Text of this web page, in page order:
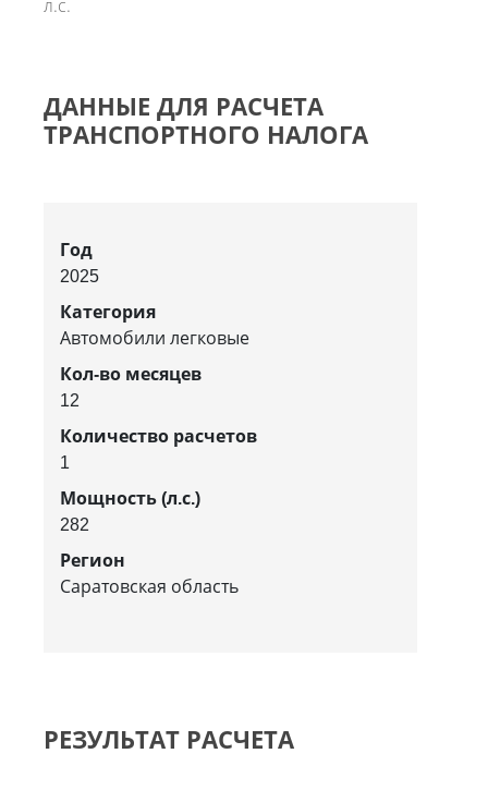
л.с.
ДАННЫЕ ДЛЯ РАСЧЕТА
ТРАНСПОРТНОГО НАЛОГА
Год
2025
Категория
Автомобили легковые
Кол-во месяцев
12
Количество расчетов
1
Мощность (л.с.)
282
Регион
Саратовская область
РЕЗУЛЬТАТ РАСЧЕТА